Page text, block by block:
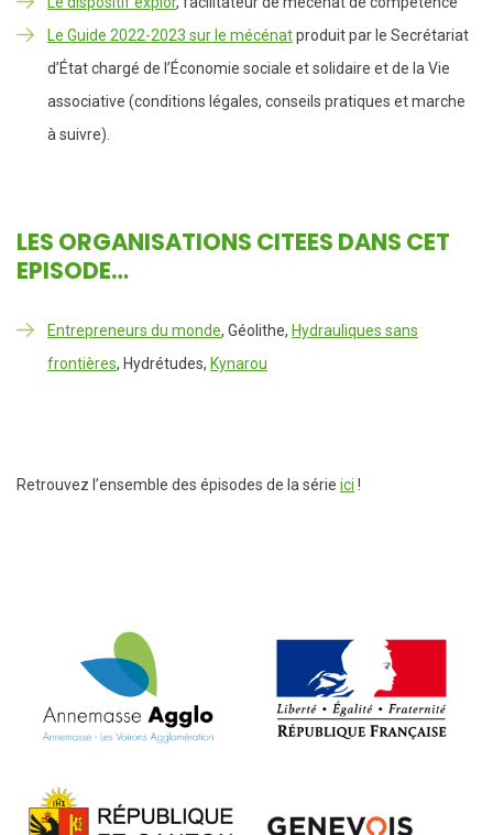
Le Guide 2022-2023 sur le mécénatproduit par le Secrétariat
d’État chargé de l’Économie sociale et solidaire et de la Vie
associative (conditions légales, conseils pratiques et marche
à suivre).
LES ORGANISATIONS CITEES DANS CET
EPISODE…
Entrepreneurs du monde, Géolithe, Hydrauliques sans
frontières, Hydrétudes, Kynarou
Retrouvez l’ensemble des épisodes de la série ici !